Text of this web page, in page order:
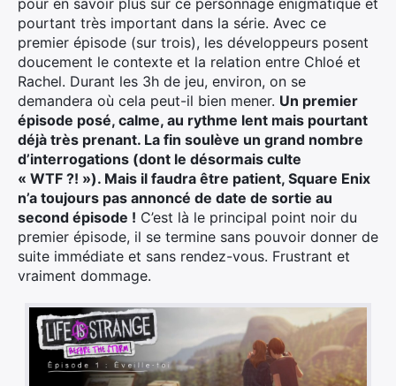
pourtant très important dans la série. Avec ce
premier épisode (sur trois), les développeurs posent
doucement le contexte et la relation entre Chloé et
Rachel. Durant les 3h de jeu, environ, on se
demandera où cela peut-il bien mener. Un premier
épisode posé, calme, au rythme lent mais pourtant
déjà très prenant. La fin soulève un grand nombre
d’interrogations (dont le désormais culte
« WTF ?! »). Mais il faudra être patient, Square Enix
n’a toujours pas annoncé de date de sortie au
second épisode ! C’est là le principal point noir du
premier épisode, il se termine sans pouvoir donner de
suite immédiate et sans rendez-vous. Frustrant et
vraiment dommage.